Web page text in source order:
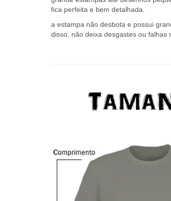
a estampa não desbota e possui